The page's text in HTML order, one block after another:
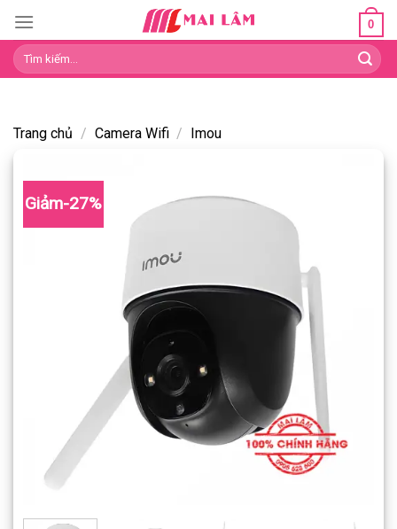
content
0
Tìm
kiếm:
Trang chủ / Camera Wifi / Imou
Giảm-27%